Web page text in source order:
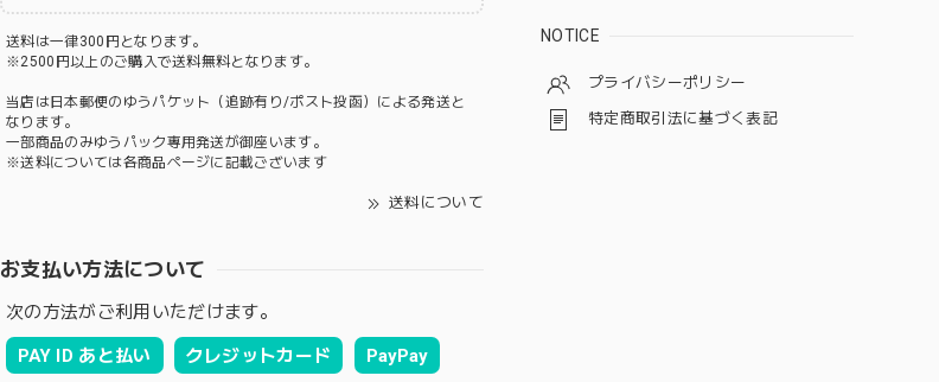
送料は一律300円となります。
※2500円以上のご購入で送料無料となります。
当店は日本郵便のゆうパケット（追跡有り/ポスト投函）による発送と
なります。
一部商品のみゆうパック専用発送が御座います。
※送料については各商品ページに記載ございます
送料について
お支払い方法について
次の方法がご利用いただけます。
PAY ID あと払い クレジットカード PayPay
NOTICE
プライバシーポリシー
特定商取引法に基づく表記